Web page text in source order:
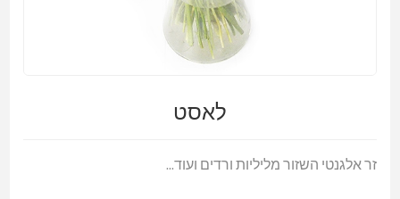
לאסט
זר אלגנטי השזור מליליות ורדים ועוד...